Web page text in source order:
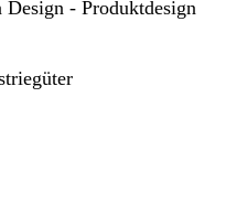
- Produktdesign